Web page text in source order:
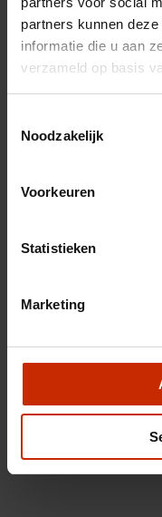
partners kunnen
informatie die u aan
verzameld op basis
Noodzakelijk
Voorkeuren
Statistieken
Marketing